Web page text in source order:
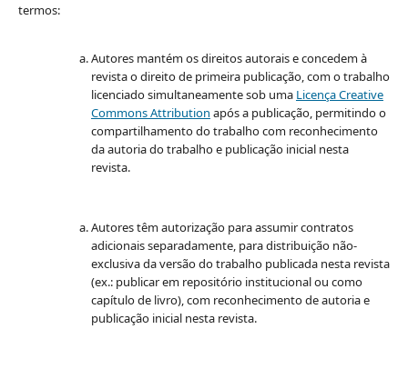
termos:
Autores mantém os direitos autorais e concedem à
revista o direito de primeira publicação, com o trabalho
licenciado simultaneamente sob uma Licença Creative
Commons Attribution após a publicação, permitindo o
compartilhamento do trabalho com reconhecimento
da autoria do trabalho e publicação inicial nesta
revista.
Autores têm autorização para assumir contratos
adicionais separadamente, para distribuição não-
exclusiva da versão do trabalho publicada nesta revista
(ex.: publicar em repositório institucional ou como
capítulo de livro), com reconhecimento de autoria e
publicação inicial nesta revista.